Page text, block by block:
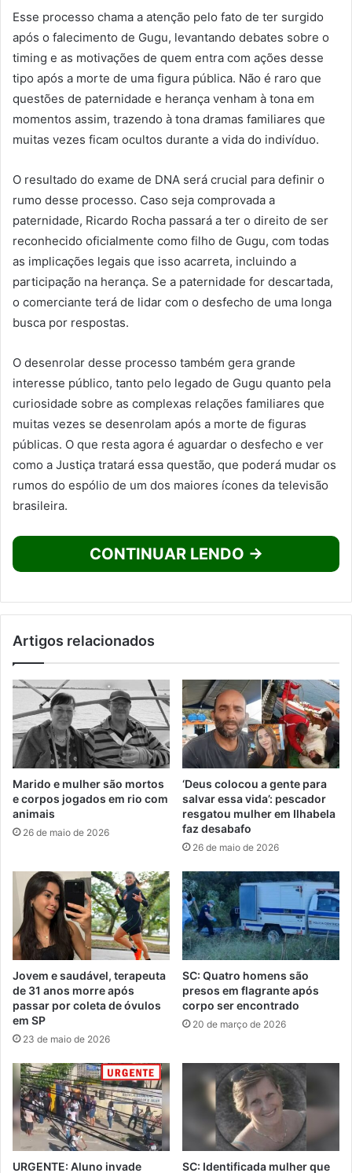
Esse processo chama a atenção pelo fato de ter surgido
após o falecimento de Gugu, levantando debates sobre o
timing e as motivações de quem entra com ações desse
tipo após a morte de uma figura pública. Não é raro que
questões de paternidade e herança venham à tona em
momentos assim, trazendo à tona dramas familiares que
muitas vezes ficam ocultos durante a vida do indivíduo.
O resultado do exame de DNA será crucial para definir o
rumo desse processo. Caso seja comprovada a
paternidade, Ricardo Rocha passará a ter o direito de ser
reconhecido oficialmente como filho de Gugu, com todas
as implicações legais que isso acarreta, incluindo a
participação na herança. Se a paternidade for descartada,
o comerciante terá de lidar com o desfecho de uma longa
busca por respostas.
O desenrolar desse processo também gera grande
interesse público, tanto pelo legado de Gugu quanto pela
curiosidade sobre as complexas relações familiares que
muitas vezes se desenrolam após a morte de figuras
públicas. O que resta agora é aguardar o desfecho e ver
como a Justiça tratará essa questão, que poderá mudar os
rumos do espólio de um dos maiores ícones da televisão
brasileira.
CONTINUAR LENDO →
Artigos relacionados
Marido e mulher são mortos
e corpos jogados em rio com
animais
26 de maio de 2026
‘Deus colocou a gente para
salvar essa vida’: pescador
resgatou mulher em Ilhabela
faz desabafo
26 de maio de 2026
Jovem e saudável, terapeuta
de 31 anos morre após
passar por coleta de óvulos
em SP
23 de maio de 2026
SC: Quatro homens são
presos em flagrante após
corpo ser encontrado
20 de março de 2026
URGENTE: Aluno invade SC: Identificada mulher que